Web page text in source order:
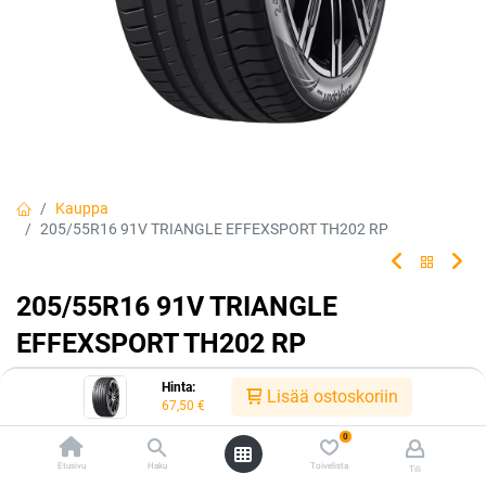
Hinta:
67,50 € Lisää ostoskoriin
Etusivu Haku
0
Toivelista Tili
Kauppa
205/55R16 91V TRIANGLE EFFEXSPORT TH202 RP
205/55R16 91V TRIANGLE
EFFEXSPORT TH202 RP
6959753235341 Tuotekoodi:320687
€ / kpl
Saatavilla